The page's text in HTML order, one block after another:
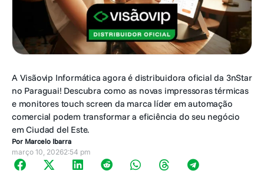
A Visãovip Informática agora é distribuidora oficial da 3nStar
no Paraguai! Descubra como as novas impressoras térmicas
e monitores touch screen da marca líder em automação
comercial podem transformar a eficiência do seu negócio
em Ciudad del Este.
Por Marcelo Ibarra
março 10, 20262:54 pm